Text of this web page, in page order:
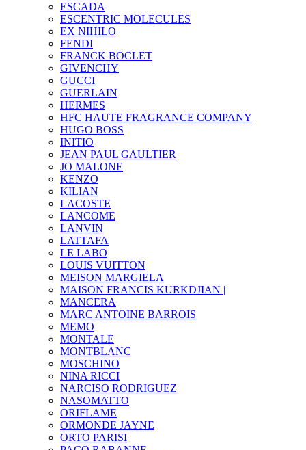
ESCADA
ESCENTRIC MOLECULES
EX NIHILO
FENDI
FRANCK BOCLET
GIVENCHY
GUCCI
GUERLAIN
HERMES
HFC HAUTE FRAGRANCE COMPANY
HUGO BOSS
INITIO
JEAN PAUL GAULTIER
JO MALONE
KENZO
KILIAN
LACOSTE
LANCOME
LANVIN
LATTAFA
LE LABO
LOUIS VUITTON
MEISON MARGIELA
MAISON FRANCIS KURKDJIAN |
MANCERA
MARC ANTOINE BARROIS
MEMO
MONTALE
MONTBLANC
MOSCHINO
NINA RICCI
NARCISO RODRIGUEZ
NASOMATTO
ORIFLAME
ORMONDE JAYNE
ORTO PARISI